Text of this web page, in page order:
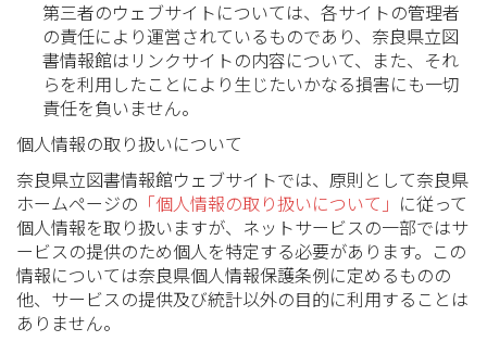
第三者のウェブサイトについては、各サイトの管理者
の責任により運営されているものであり、奈良県立図
書情報館はリンクサイトの内容について、また、それ
らを利用したことにより生じたいかなる損害にも一切
責任を負いません。
個人情報の取り扱いについて
奈良県立図書情報館ウェブサイトでは、原則として奈良県
ホームページの 「個人情報の取り扱いについて」 に従って
個人情報を取り扱いますが、ネットサービスの一部ではサ
ービスの提供のため個人を特定する必要があります。この
情報については奈良県個人情報保護条例に定めるものの
他、サービスの提供及び統計以外の目的に利用することは
ありません。